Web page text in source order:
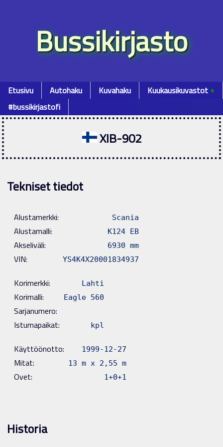
Bussikirjasto
Etusivu Autohaku Kuvahaku Kuukausikuvastot٭
#bussikirjastofi
XIB-902
Tekniset tiedot
Alustamerkki: Scania
Alustamalli: K124 EB
Akseliväli: 6930 mm
VIN: YS4K4X20001834937
Korimerkki: Lahti
Korimalli: Eagle 560
Sarjanumero:
Istumapaikat:
kpl
Käyttöönotto: 1999-12-27
Mitat: 13 m x 2,55 m
Ovet: 1+0+1
Historia